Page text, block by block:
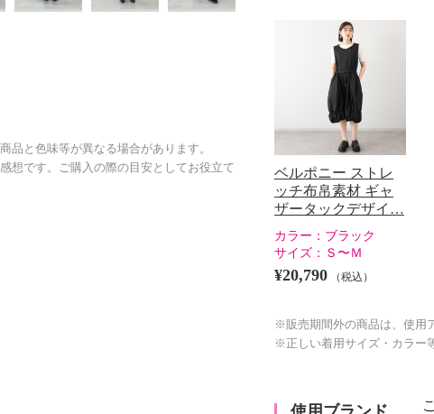
品と色味等が異なる場合があります。
想です。ご購入の際の目安としてお役立て
ベルポニー ストレ
ッチ布帛素材 ギャ
ザータックデザイ…
カラー： ブラック
サイズ： Ｓ〜Ｍ
¥20,790 （税込）
※販売期間外の商品は、使用
※正しい着用サイズ・カラー